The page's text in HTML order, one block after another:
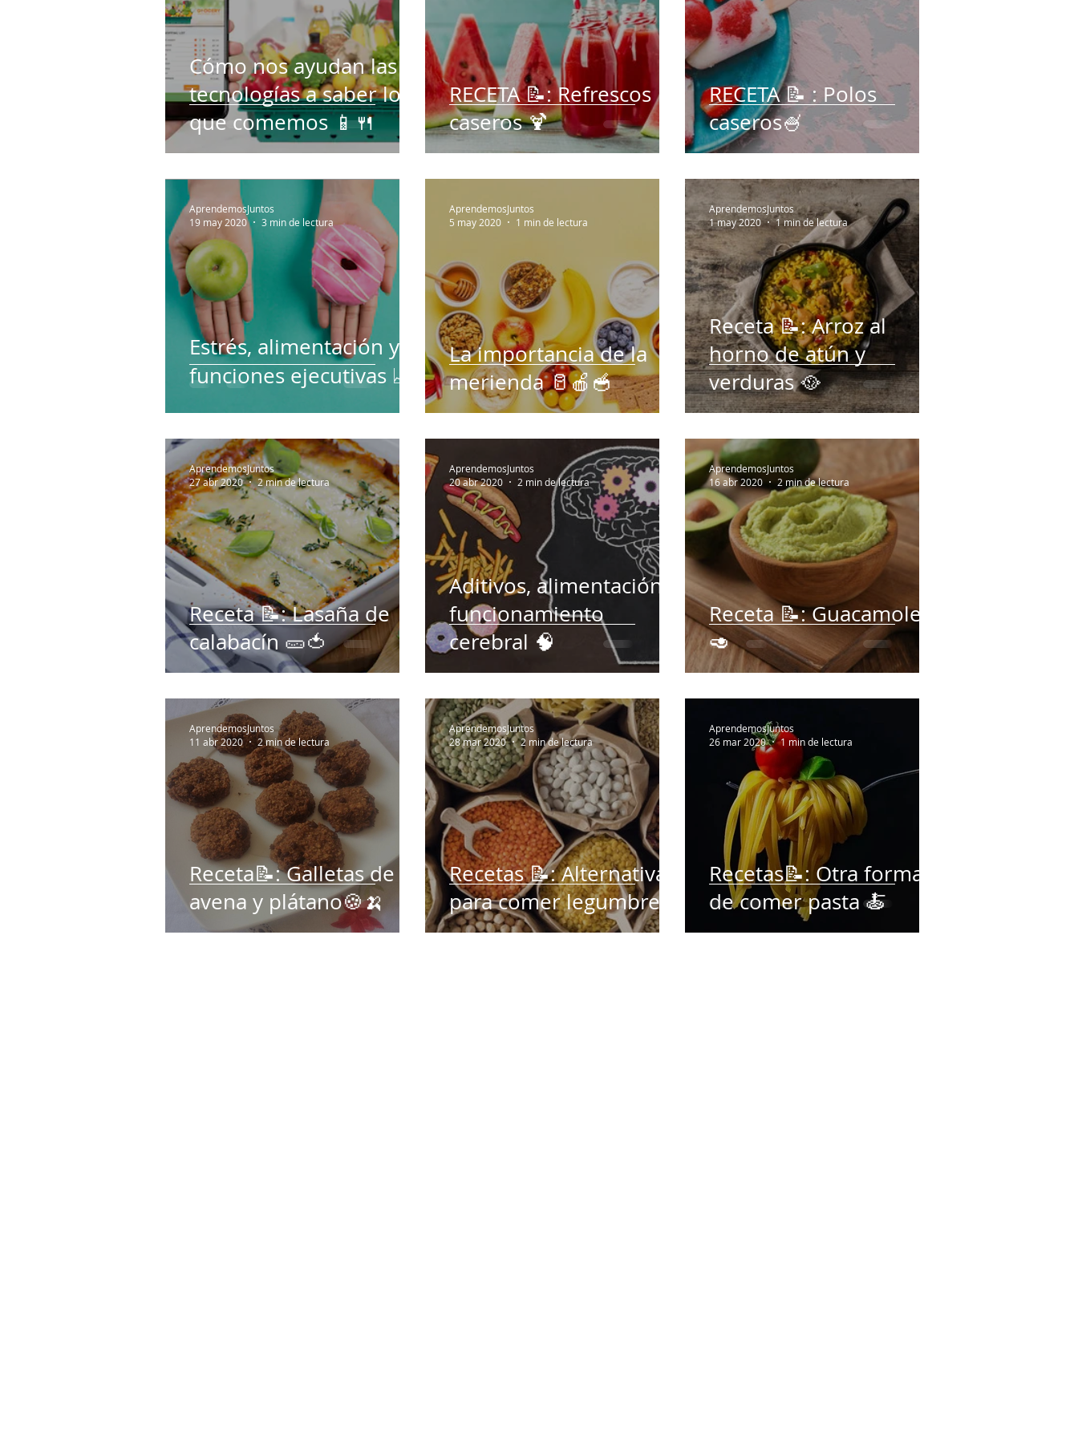
Cómo nos ayudan las
tecnologías a saber lo
que comemos 📱🍴
RECETA 📝: Refrescos
caseros 🍹
RECETA 📝 : Polos
caseros🍧
Estrés, alimentación y
funciones ejecutivas 📈
AprendemosJuntos
19 may 2020
3 min de lectura
La importancia de la
merienda 🥛🍎🥣
AprendemosJuntos
5 may 2020
1 min de lectura
Receta 📝: Arroz al
horno de atún y
verduras 🥘
AprendemosJuntos
1 may 2020
1 min de lectura
Receta 📝: Lasaña de
calabacín 🥒🍅
AprendemosJuntos
27 abr 2020
2 min de lectura
Aditivos, alimentación y
funcionamiento
cerebral 🧠
AprendemosJuntos
20 abr 2020
2 min de lectura
Receta 📝: Guacamole
🥑
AprendemosJuntos
16 abr 2020
2 min de lectura
Receta📝: Galletas de
avena y plátano🍪🍌
AprendemosJuntos
11 abr 2020
2 min de lectura
Recetas 📝: Alternativas
para comer legumbres.
AprendemosJuntos
28 mar 2020
2 min de lectura
Recetas📝: Otra forma
de comer pasta 🍝
AprendemosJuntos
26 mar 2020
1 min de lectura